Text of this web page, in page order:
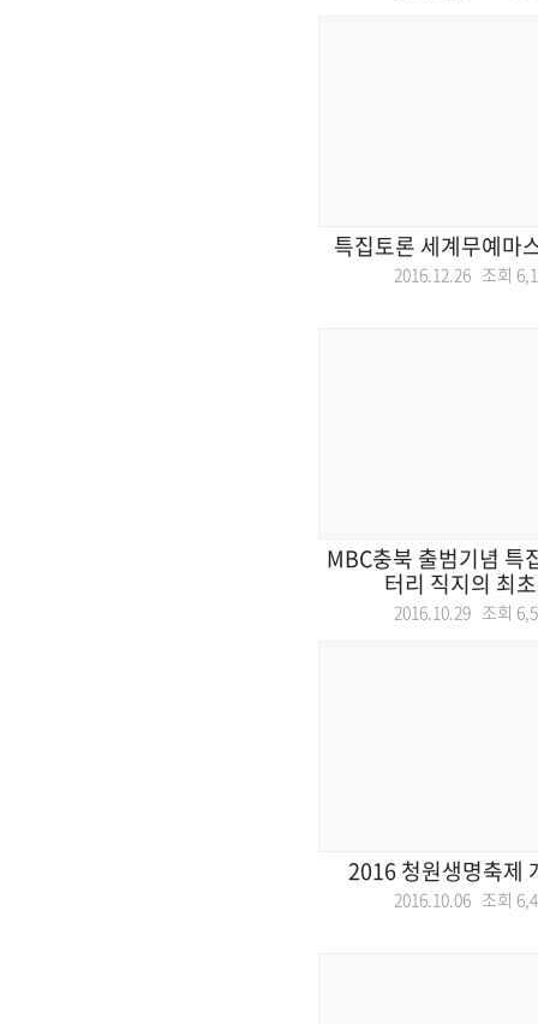
특집토론 세계무예마
2016.12.26 조회
MBC충북 출범기념 특
터리 직지의 최
2016.10.29 조회
2016 청원생명축제
2016.10.06 조회